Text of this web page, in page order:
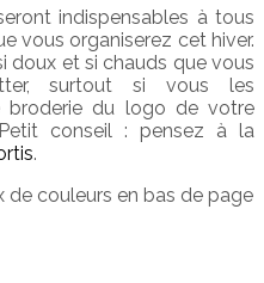
indispensables à tous
vous organiserez cet hiver.
doux et si chauds que vous
surtout si vous les
broderie du logo de votre
conseil : pensez à la
.
de couleurs en bas de page